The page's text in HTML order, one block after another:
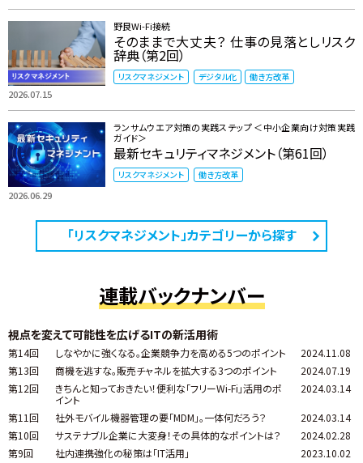
2026.07.15
野良Wi-Fi接続
そのままで大丈夫？ 仕事の見落としリスク
辞典（第2回）
リスクマネジメント デジタル化 働き方改革
2026.06.29
ランサムウエア対策の実践ステップ ＜中小企業向け対策実践
ガイド＞
最新セキュリティマネジメント（第61回）
リスクマネジメント 働き方改革
「リスクマネジメント」カテゴリーから探す
連載バックナンバー
視点を変えて可能性を広げるITの新活用術
第14回 しなやかに強くなる。企業競争力を高める5つのポイント
2024.11.08
第13回
商機を逃すな。販売チャネルを拡大する3つのポイント
2024.07.19
第12回
きちんと知っておきたい！便利な「フリーWi-Fi」活用のポ
イント
2024.03.14
第11回 社外モバイル機器管理の要「MDM」。一体何だろう？
2024.03.14
第10回
サステナブル企業に大変身！その具体的なポイントは？
2024.02.28
第9回
社内連携強化の秘策は「IT活用」
2023.10.02